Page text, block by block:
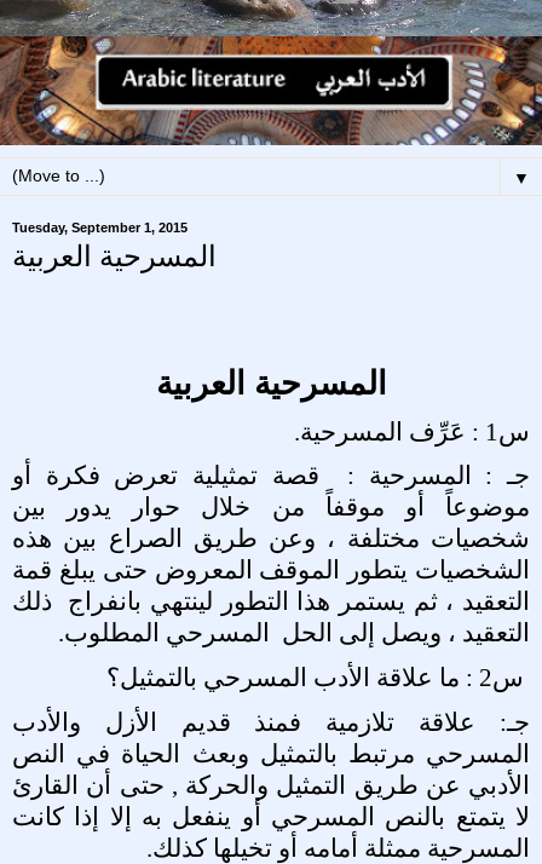
▼
Tuesday, September 1, 2015
المسرحية العربية
المسرحية العربية
س1 : عَرِّف المسرحية
.
جـ : المسرحية :
قصة تمثيلية تعرض فكرة أو
موضوعاً أو موقفاً من خلال حوار يدور بين
شخصيات مختلفة ، وعن طريق الصراع بين هذه
الشخصيات يتطور الموقف المعروض حتى يبلغ قمة
التعقيد ، ثم يستمر هذا التطور لينتهي بانفراج ذلك
التعقيد ، ويصل إلى الحل
المسرحي المطلوب.
س2 : ما علاقة الأدب المسرحي بالتمثيل؟
جـ: علاقة تلازمية فمنذ قديم الأزل والأدب
المسرحي مرتبط بالتمثيل وبعث الحياة في النص
الأدبي عن طريق التمثيل والحركة , حتى أن القارئ
لا يتمتع بالنص المسرحي أو ينفعل به إلا إذا كانت
المسرحية ممثلة أمامه أو تخيلها كذلك.